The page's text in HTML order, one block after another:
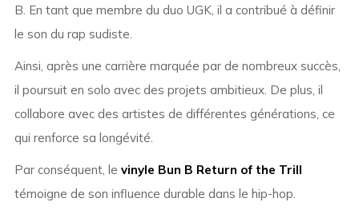
B. En tant que membre du duo UGK, il a contribué à définir
le son du rap sudiste.
Ainsi, après une carrière marquée par de nombreux succès,
il poursuit en solo avec des projets ambitieux. De plus, il
collabore avec des artistes de différentes générations, ce
qui renforce sa longévité.
Par conséquent, le vinyle Bun B Return of the Trill
témoigne de son influence durable dans le hip-hop.